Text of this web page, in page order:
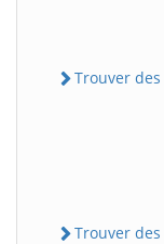
Trouver des
Trouver des